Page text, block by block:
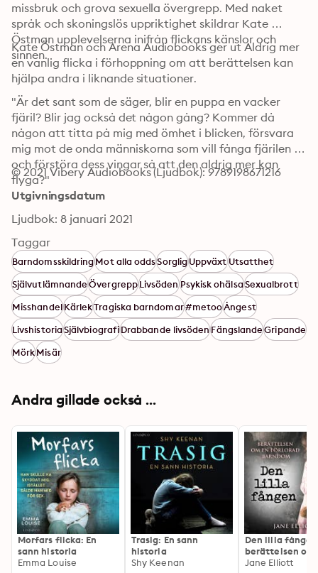
missbruk och grova sexuella övergrepp. Med naket
språk och skoningslös uppriktighet skildrar Kate
Östman upplevelserna inifrån flickans känslor och
sinnen.
Kate Östman och Arena Audiobooks ger ut Aldrig mer
en vanlig flicka i förhoppning om att berättelsen kan
hjälpa andra i liknande situationer.
"Är det sant som de säger, blir en puppa en vacker
fjäril? Blir jag också det någon gång? Kommer då
någon att titta på mig med ömhet i blicken, försvara
mig mot de onda människorna som vill fånga fjärilen
och förstöra dess vingar så att den aldrig mer kan
flyga?"
© 2021 Vibery Audiobooks (Ljudbok): 9789198671216
Utgivningsdatum
Ljudbok: 8 januari 2021
Taggar
BarndomsskildringMot alla oddsSorgligUppväxtUtsatthet
SjälvutlämnandeÖvergreppLivsödenPsykisk ohälsaSexualbrott
MisshandelKärlekTragiska barndomar#metooÅngest
LivshistoriaSjälvbiografiDrabbande livsödenFängslandeGripande
MörkMisär
Andra gillade också ...
Morfars flicka: En
sann historia
Emma Louise
Trasig: En sann
historia
Shy Keenan
Den lilla
berättelsen om
förlorad
Jane Elliott